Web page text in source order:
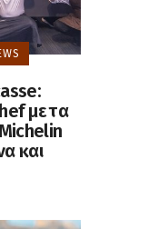
με τα
και